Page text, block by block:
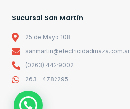
Sucursal San Martín
25 de Mayo 108
sanmartin@electricidadmaza.com.ar
(0263) 442·9002
263 - 4782295